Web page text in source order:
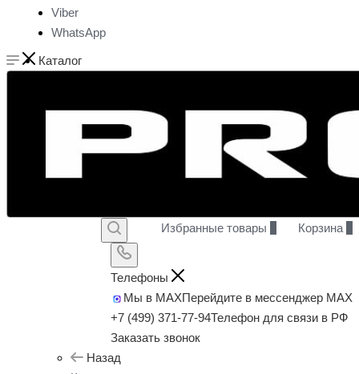
Viber
WhatsApp
Избранные товары Корзина
Телефоны
Мы в MAXПерейдите в мессенджер MAX
+7 (499) 371-77-94Телефон для связи в РФ
Заказать звонок
Каталог
Назад